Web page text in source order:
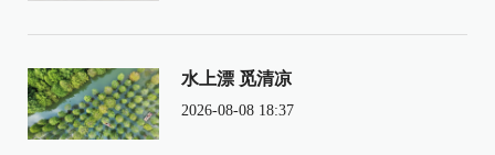
水上漂 觅清凉
2026-08-08 18:37